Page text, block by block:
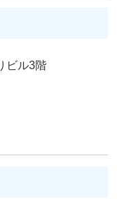
ビル3階